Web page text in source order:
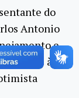
do
Antonio
e
elogios à